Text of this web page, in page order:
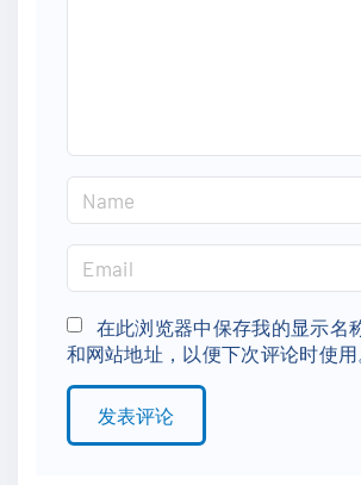
a
e
*
m
a
i
l
在此浏览器中保存我的显示名
和网站地址，以便下次评论时使用